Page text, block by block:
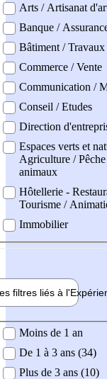
Arts / Artisanat
Banque /
Bâtiment /
Commerce / Vente
Communication /
Conseil / Etudes
Direction
Espaces verts et
Agriculture /
animaux
Hôtellerie -
Tourisme /
Immobilier
filtres liés à l'
demandée
Moins de 1 an
De 1 à 3 ans (34)
Plus de 3 ans (10)